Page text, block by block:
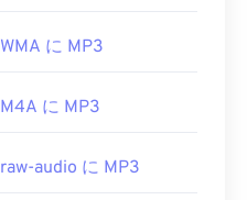
WMA に MP3
M4A に MP3
raw-audio に MP3